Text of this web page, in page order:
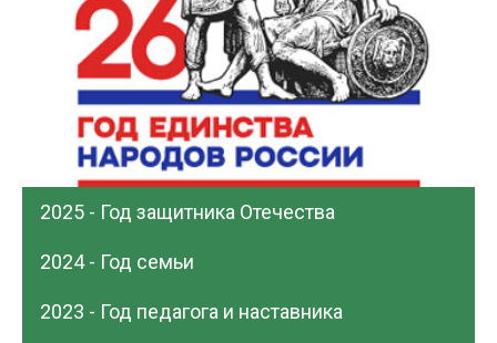
2025 - Год защитника Отечества
2024 - Год семьи
2023 - Год педагога и наставника